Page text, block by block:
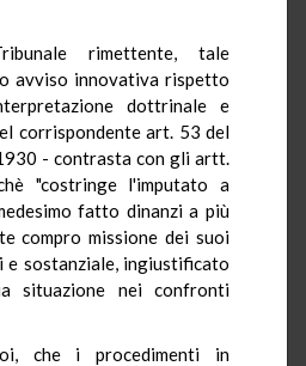
rimettente, tale
avviso innovativa rispetto
dottrinale e
corrispondente art. 53 del
- contrasta con gli artt.
"costringe l'imputato a
fatto dinanzi a più
compro missione dei suoi
sostanziale, ingiustificato
situazione nei confronti
che i procedimenti in